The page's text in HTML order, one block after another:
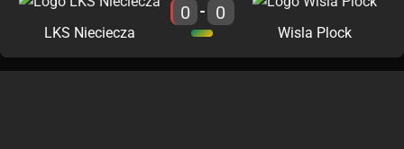
LKS Nieciecza
0 - 0
Wisla Plock